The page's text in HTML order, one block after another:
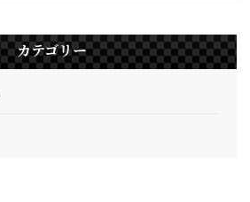
カテゴリー